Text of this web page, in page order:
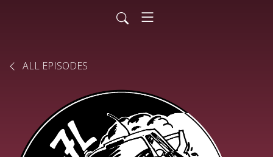
ALL EPISODES